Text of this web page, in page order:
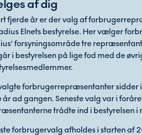
af dig
fjerde år er der valg af
Elnets bestyrelse. Her vælger
forsyningsområde tre
i bestyrelsen på lige fod med de
forbrugerrepræsentanter sidder
år ad gangen. Seneste valg var i
trådte ind i bestyrelsen i
forbrugervalg afholdes i starten af